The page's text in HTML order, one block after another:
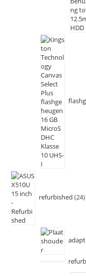
refurbished 24